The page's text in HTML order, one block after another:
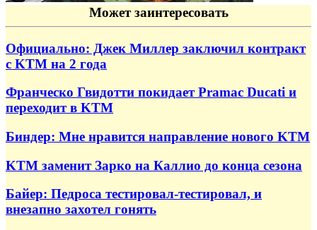
Может заинтересовать
Официально: Джек Миллер заключил контракт
с KTM на 2 года
Франческо Гвидотти покидает Pramac Ducati и
переходит в KTM
Биндер: Мне нравится направление нового KTM
KTM заменит Зарко на Каллио до конца сезона
Байер: Педроса тестировал-тестировал, и
внезапно захотел гонять